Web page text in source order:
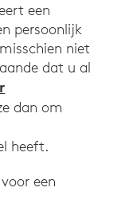
een
persoonlijk
niet
dat u al
dan om
heeft.
een